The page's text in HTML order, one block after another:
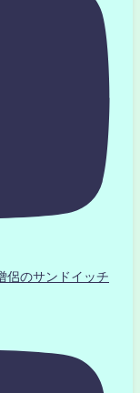
のサンドイッチ